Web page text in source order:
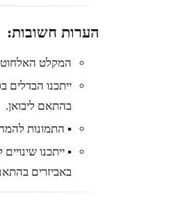
הערות חשובות:
המקלט
ייתכנו
בהתאם ליבואן.
▪︎ התמונות
▪︎ ייתכנו
באביזרים